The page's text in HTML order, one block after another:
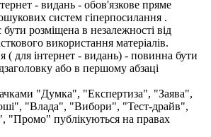
- видань - обов'язкове пряме
систем гіперпосилання .
розміщена в незалежності від
використання матеріалів.
( для інтернет - видань) - повинна бути
або в першому абзаці
"Думка", "Експертиза", "Заява",
"Влада", "Вибори", "Тест-драйв",
"Промо" публікуються на правах